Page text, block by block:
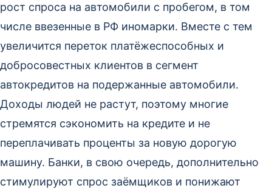
рост спроса на автомобили с пробегом, в том
числе ввезенные в РФ иномарки. Вместе с тем
увеличится переток платёжеспособных и
добросовестных клиентов в сегмент
автокредитов на подержанные автомобили.
Доходы людей не растут, поэтому многие
стремятся сэкономить на кредите и не
переплачивать проценты за новую дорогую
машину. Банки, в свою очередь, дополнительно
стимулируют спрос заёмщиков и понижают